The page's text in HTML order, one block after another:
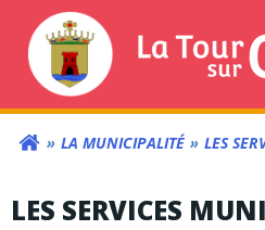
contenu
LA MUNICIPALITÉ LES
LES SERVICES